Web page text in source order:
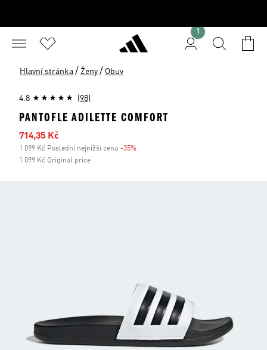
1
Hlavní stránka / Ženy / Obuv
4.8 (98)
PANTOFLE ADILETTE COMFORT
Zlevněná cena
714,35 Kč
1 099 Kč Poslední nejnižší cena -35%
1 099 Kč Original price